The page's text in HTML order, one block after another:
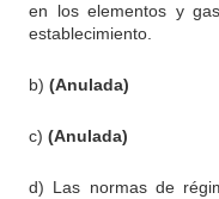
en los elementos y
establecimiento.
b) (Anulada)
c) (Anulada)
d) Las normas de